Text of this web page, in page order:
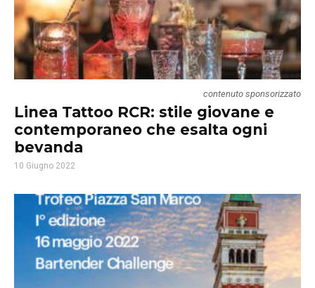
contenuto sponsorizzato
Linea Tattoo RCR: stile giovane e
contemporaneo che esalta ogni
bevanda
10 Giugno 2022